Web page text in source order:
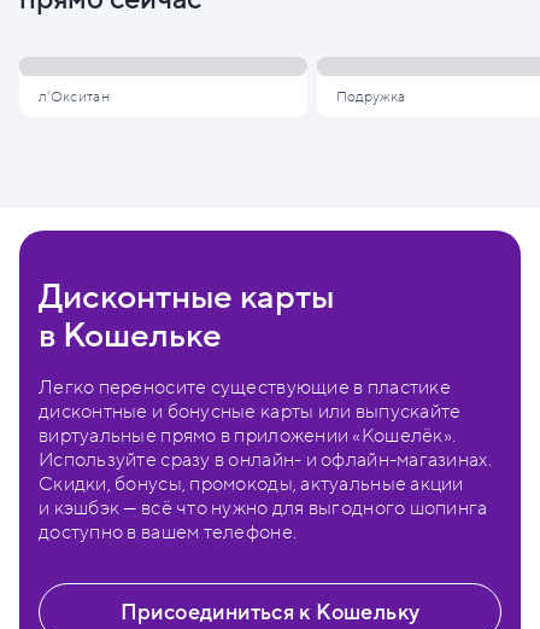
л'Окситан Подружка
Дисконтные карты
в Кошельке
Легко переносите существующие в пластике
дисконтные и бонусные карты или выпускайте
виртуальные прямо в приложении «Кошелёк».
Используйте сразу в онлайн- и офлайн-магазинах.
Скидки, бонусы, промокоды, актуальные акции
и кэшбэк — всё что нужно для выгодного шопинга
доступно в вашем телефоне.
Присоединиться к Кошельку